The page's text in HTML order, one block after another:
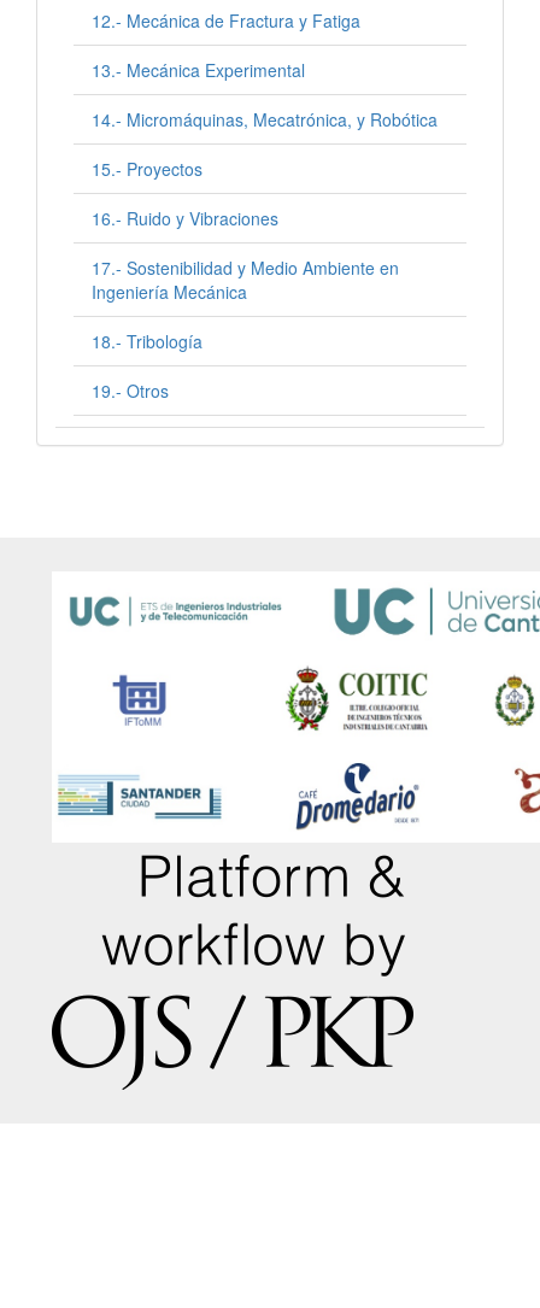
12.- Mecánica de Fractura y Fatiga
13.- Mecánica Experimental
14.- Micromáquinas, Mecatrónica, y Robótica
15.- Proyectos
16.- Ruido y Vibraciones
17.- Sostenibilidad y Medio Ambiente en
Ingeniería Mecánica
18.- Tribología
19.- Otros